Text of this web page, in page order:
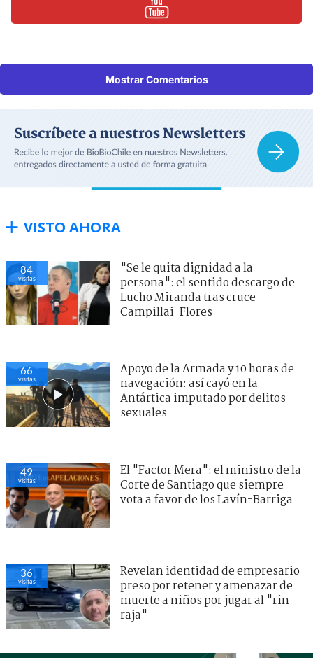
Mostrar Comentarios
VISTO AHORA
84
visitas
"Se le quita dignidad a la
persona": el sentido descargo de
Lucho Miranda tras cruce
Campillai-Flores
66
visitas
Apoyo de la Armada y 10 horas de
navegación: así cayó en la
Antártica imputado por delitos
sexuales
49
visitas
El "Factor Mera": el ministro de la
Corte de Santiago que siempre
vota a favor de los Lavín-Barriga
36
visitas
Revelan identidad de empresario
preso por retener y amenazar de
muerte a niños por jugar al "rin
raja"